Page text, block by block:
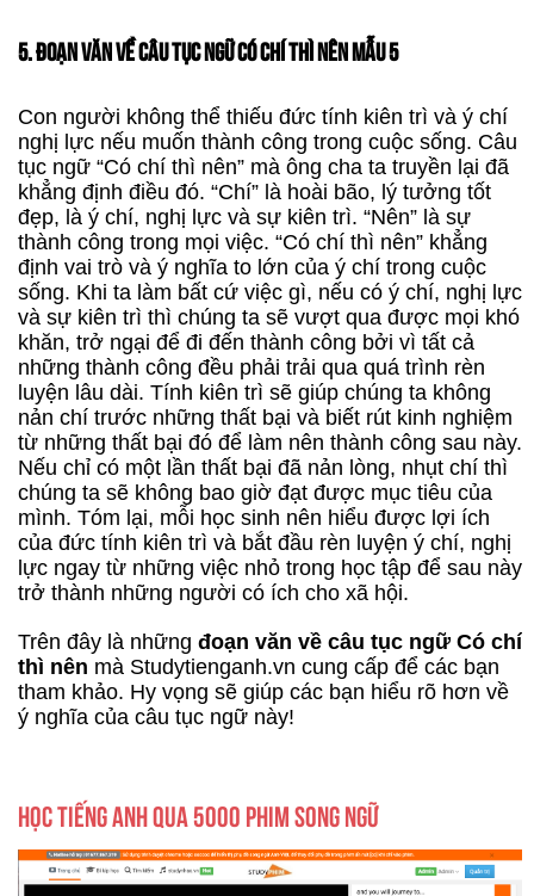
5. ĐOẠN VĂN VỀ CÂU TỤC NGỮ CÓ CHÍ THÌ NÊN MẪU 5
Con người không thể thiếu đức tính kiên trì và ý chí
nghị lực nếu muốn thành công trong cuộc sống. Câu
tục ngữ “Có chí thì nên” mà ông cha ta truyền lại đã
khẳng định điều đó. “Chí” là hoài bão, lý tưởng tốt
đẹp, là ý chí, nghị lực và sự kiên trì. “Nên” là sự
thành công trong mọi việc. “Có chí thì nên” khẳng
định vai trò và ý nghĩa to lớn của ý chí trong cuộc
sống. Khi ta làm bất cứ việc gì, nếu có ý chí, nghị lực
và sự kiên trì thì chúng ta sẽ vượt qua được mọi khó
khăn, trở ngại để đi đến thành công bởi vì tất cả
những thành công đều phải trải qua quá trình rèn
luyện lâu dài. Tính kiên trì sẽ giúp chúng ta không
nản chí trước những thất bại và biết rút kinh nghiệm
từ những thất bại đó để làm nên thành công sau này.
Nếu chỉ có một lần thất bại đã nản lòng, nhụt chí thì
chúng ta sẽ không bao giờ đạt được mục tiêu của
mình. Tóm lại, mỗi học sinh nên hiểu được lợi ích
của đức tính kiên trì và bắt đầu rèn luyện ý chí, nghị
lực ngay từ những việc nhỏ trong học tập để sau này
trở thành những người có ích cho xã hội.
Trên đây là những đoạn văn về câu tục ngữ Có chí
thì nên mà Studytienganh.vn cung cấp để các bạn
tham khảo. Hy vọng sẽ giúp các bạn hiểu rõ hơn về
ý nghĩa của câu tục ngữ này!
HỌC TIẾNG ANH QUA 5000 PHIM SONG NGỮ